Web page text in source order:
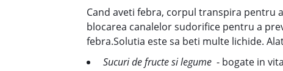
Cand aveti febra, corpul transpira pentru
blocarea canalelor sudorifice pentru a
febra.Solutia este sa beti multe lichide.
Sucuri de fructe si legume - bogate in